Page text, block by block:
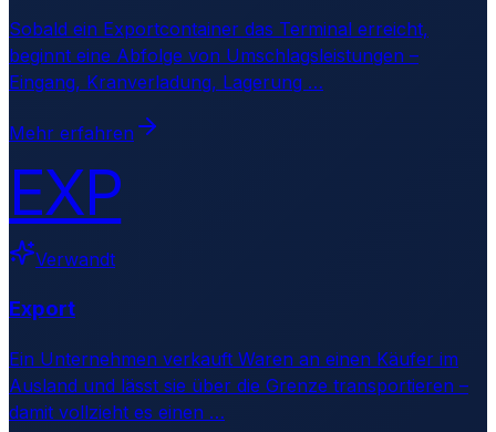
Sobald ein Exportcontainer das Terminal erreicht,
beginnt eine Abfolge von Umschlagsleistungen –
Eingang, Kranverladung, Lagerung …
Mehr erfahren
EXP
Verwandt
Export
Ein Unternehmen verkauft Waren an einen Käufer im
Ausland und lässt sie über die Grenze transportieren –
damit vollzieht es einen …